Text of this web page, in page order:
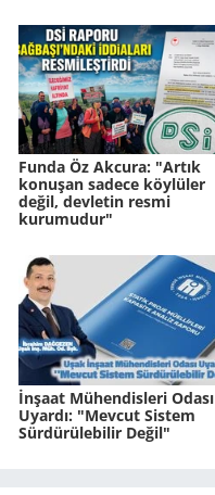
Funda Öz Akcura: "Artık
konuşan sadece köylüler
değil, devletin resmi
kurumudur"
İnşaat Mühendisleri Odası
Uyardı: "Mevcut Sistem
Sürdürülebilir Değil"